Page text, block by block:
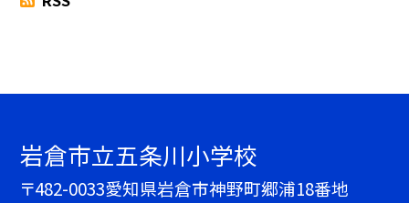
岩倉市立五条川小学校
〒482-0033愛知県岩倉市神野町郷浦18番地